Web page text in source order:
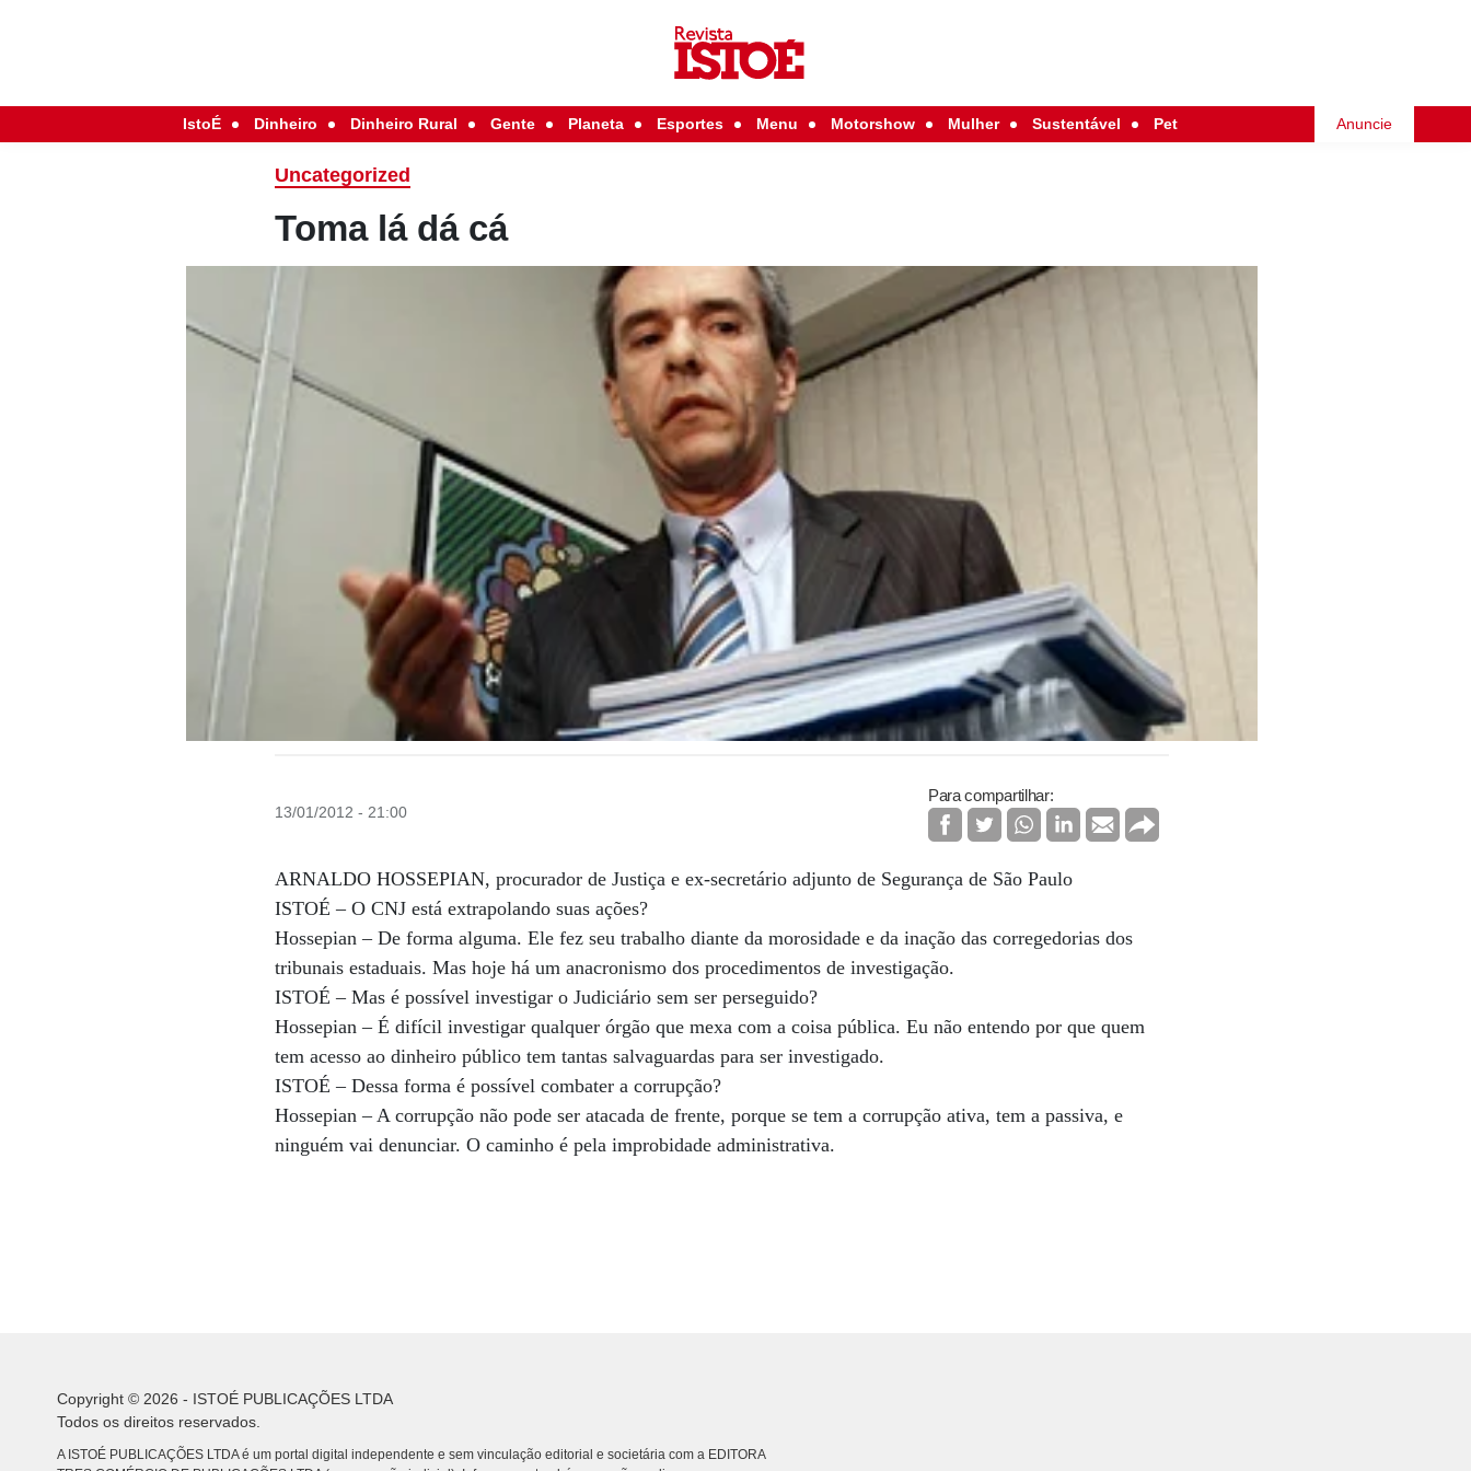
IstoÉ Dinheiro Dinheiro Rural Gente Planeta Esportes Menu Motorshow Mulher Sustentável Pet Anuncie
Uncategorized
Toma lá dá cá
13/01/2012 - 21:00
Para compartilhar:
ARNALDO HOSSEPIAN, procurador de Justiça e ex-secretário adjunto de Segurança de São Paulo
ISTOÉ – O CNJ está extrapolando suas ações?
Hossepian – De forma alguma. Ele fez seu trabalho diante da morosidade e da inação das corregedorias dos
tribunais estaduais. Mas hoje há um anacronismo dos procedimentos de investigação.
ISTOÉ – Mas é possível investigar o Judiciário sem ser perseguido?
Hossepian – É difícil investigar qualquer órgão que mexa com a coisa pública. Eu não entendo por que quem
tem acesso ao dinheiro público tem tantas salvaguardas para ser investigado.
ISTOÉ – Dessa forma é possível combater a corrupção?
Hossepian – A corrupção não pode ser atacada de frente, porque se tem a corrupção ativa, tem a passiva, e
ninguém vai denunciar. O caminho é pela improbidade administrativa.
Copyright © 2026 - ISTOÉ PUBLICAÇÕES LTDA
Todos os direitos reservados.
A ISTOÉ PUBLICAÇÕES LTDA é um portal digital independente e sem vinculação editorial e societária com a EDITORA